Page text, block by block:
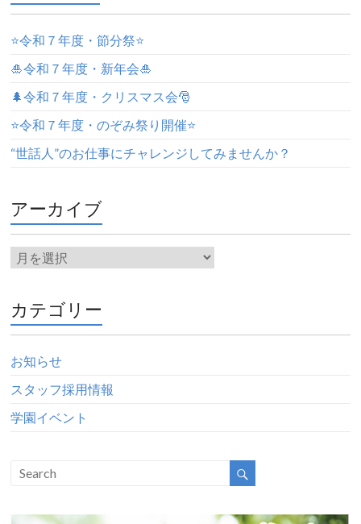
⭐️令和７年度・節分祭⭐️
🎍令和７年度・新年会🎍
🌲令和７年度・クリスマス会🎅
⭐️令和７年度・のぞみ祭り開催⭐️
“世話人”のお仕事にチャレンジしてみませんか？
アーカイブ
カテゴリー
お知らせ
スタッフ採用情報
学園イベント